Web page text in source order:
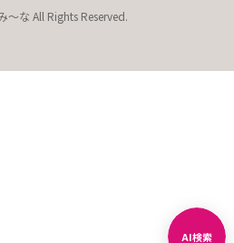
～な All Rights Reserved.
AI検索